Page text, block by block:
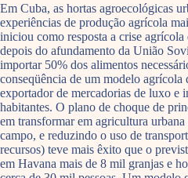
Em Cuba, as hortas agroecológicas
experiências de produção agrícola
iniciou como resposta a crise
depois do afundamento da União
importar 50% dos alimentos
conseqüência de um modelo
exportador de mercadorias de luxo e
habitantes. O plano de choque de
em transformar em agricultura
campo, e reduzindo o uso de
recursos) teve mais êxito que o
em Havana mais de 8 mil granjas e